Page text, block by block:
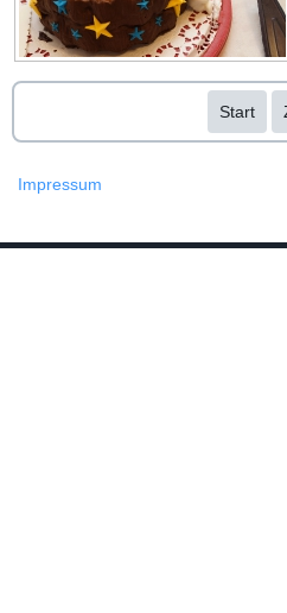
Start
Impressum